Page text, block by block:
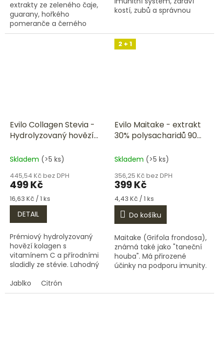
extrakty ze zeleného čaje,
guarany, hořkého
pomeranče a černého
pepře. Obsahuje také L-
kostí, zubů a správnou
„sluneční vitamin“,
protože...
Evilo Collagen Stevia -
Hydrolyzovaný hovězí
210g
Skladem (>5 ks)
445,54 Kč bez DPH
499 Kč
Měrná
cena:
16,63 Kč / 1 ks
DETAIL
Prémiový hydrolyzovaný
hovězí kolagen s
vitamínem C a přírodními
sladidly ze stévie. Lahodný
pro každodenní péči o
krásu, pohyb a vitalitu těla.
Jablko Citrón
2 + 1
Evilo Maitake - extrakt
30% polysacharidů 90
Skladem (>5 ks)
356,25 Kč bez DPH
399 Kč
Měrná
cena:
4,43 Kč / 1 ks
Do košíku
Maitake (Grifola frondosa),
známá také jako "taneční
houba". Má přirozené
účinky na podporu imunity.
30 % polysacharidů –